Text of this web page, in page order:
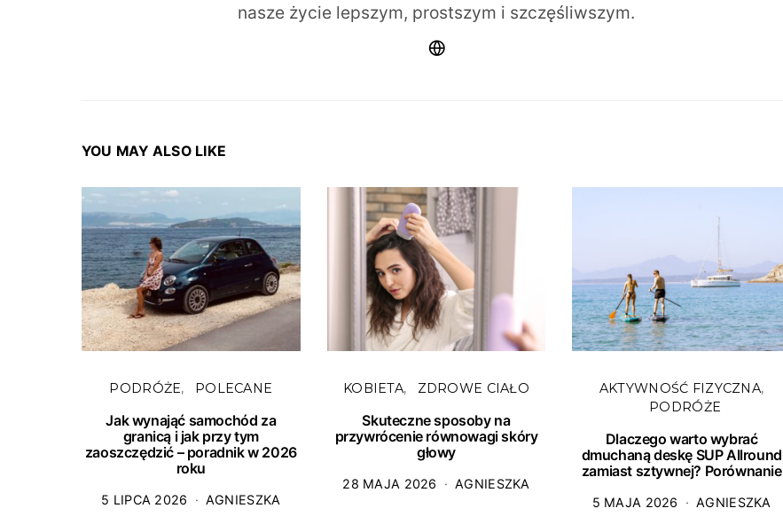
nasze życie lepszym, prostszym i szczęśliwszym.
YOU MAY ALSO LIKE
PODRÓŻE POLECANE
Jak wynająć samochód za
granicą i jak przy tym
zaoszczędzić – poradnik w 2026
roku
5 LIPCA 2026 AGNIESZKA
KOBIETA ZDROWE CIAŁO
Skuteczne sposoby na
przywrócenie równowagi skóry
głowy
28 MAJA 2026 AGNIESZKA
AKTYWNOŚĆ FIZYCZNA
PODRÓŻE
Dlaczego warto wybrać
dmuchaną deskę SUP Allround
zamiast sztywnej? Porównanie
5 MAJA 2026 AGNIESZKA